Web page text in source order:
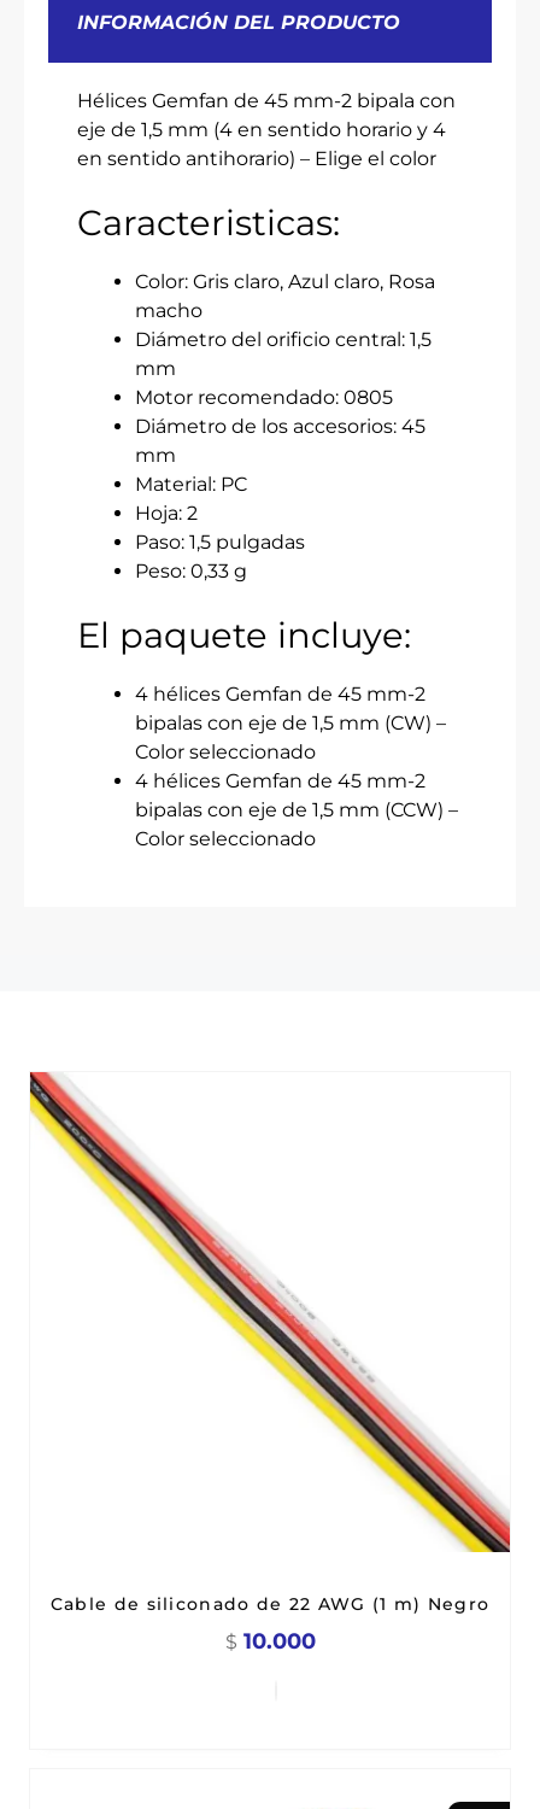
INFORMACIÓN DEL PRODUCTO
Hélices Gemfan de 45 mm-2 bipala con
eje de 1,5 mm (4 en sentido horario y 4
en sentido antihorario) – Elige el color
Caracteristicas:
Color: Gris claro, Azul claro, Rosa
macho
Diámetro del orificio central: 1,5
mm
Motor recomendado: 0805
Diámetro de los accesorios: 45
mm
Material: PC
Hoja: 2
Paso: 1,5 pulgadas
Peso: 0,33 g
El paquete incluye:
4 hélices Gemfan de 45 mm-2
bipalas con eje de 1,5 mm (CW) –
Color seleccionado
4 hélices Gemfan de 45 mm-2
bipalas con eje de 1,5 mm (CCW) –
Color seleccionado
Cable de siliconado de 22 AWG (1 m) Negro
$ 10.000